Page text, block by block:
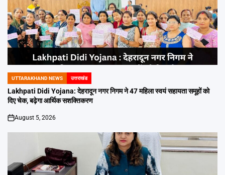
POSTED
IN
UTTARAKHAND NEWS उत्तराखंड
Lakhpati Didi Yojana: देहरादून नगर निगम ने 47 महिला स्वयं सहायता समूहों को
दिए चेक, बढ़ेगा आर्थिक सशक्तिकरण
on
August 5, 2026